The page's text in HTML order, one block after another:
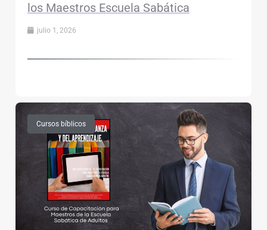
los Maestros Escuela Sabática
julio 1, 2026
Cursos bíblicos